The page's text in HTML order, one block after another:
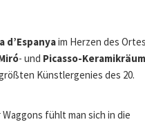
d’Espanyaim Herzen des
- und Picasso-
Künstlergenies des 20.
fühlt man sich in die